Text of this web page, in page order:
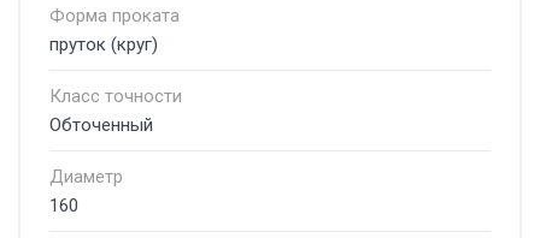
Форма проката
пруток (круг)
Класс точности
Обточенный
Диаметр
160